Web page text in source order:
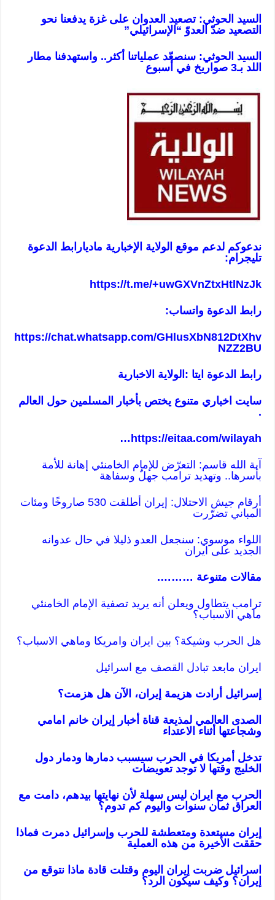
السيد الحوثي: تصعيد العدوان على غزة يدفعنا نحو
التصعيد ضدّ العدوّ “الإسرائيلي”
السيد الحوثي: سنصعّد عملياتنا أكثر.. واستهدفنا مطار
اللد بـ3 صواريخ في أسبوع
ندعوكم لدعم موقع الولاية الإخبارية ماديارابط الدعوة
تليجرام:
https://t.me/+uwGXVnZtxHtlNzJk
رابط الدعوة واتساب:
https://chat.whatsapp.com/GHlusXbN812DtXhv
NZZ2BU
رابط الدعوة ايتا :الولاية الاخبارية
سايت اخباري متنوع يختص بأخبار المسلمين حول العالم
.
https://eitaa.com/wilayah
…
آية الله قاسم: التعرّض للإمام الخامنئي إهانة للأمة
بأسرها.. وتهديد ترامب جهلٌ وسفاهة
أرقام جيش الاحتلال: إيران أطلقت 530 صاروخًا ومئات
المباني تضرّرت
اللواء موسوي: سنجعل العدو ذليلا في حال عدوانه
الجديد على ايران
مقالات متنوعة ……….
ترامب يتطاول ويعلن أنه يريد تصفية الإمام الخامنئي
ماهي الاسباب؟
هل الحرب وشيكة؟ بين ايران وامريكا وماهي الاسباب؟
ايران مابعد تبادل القصف مع اسرائيل
إسرائيل أرادت هزيمة إيران، الآن هل هزمت؟
الصدى العالمي لمذيعة قناة أخبار إيران خانم امامي
وشجاعتها أثناء الاعتداء
تدخل أمريكا في الحرب سيسبب دمارها ودمار دول
الخليج وقتها لا توجد تعويضات
الحرب مع ايران ليس سهلة لأن نهايتها بيدهم، دامت مع
العراق ثمان سنوات واليوم كم تدوم؟
إيران مستعدة ومتعطشة للحرب وإسرائيل دمرت فماذا
حققت الأخيرة من هذه العملية
اسرائيل ضربت إيران اليوم وقتلت قادة ماذا نتوقع من
إيران؟ وكيف سيكون الرد؟